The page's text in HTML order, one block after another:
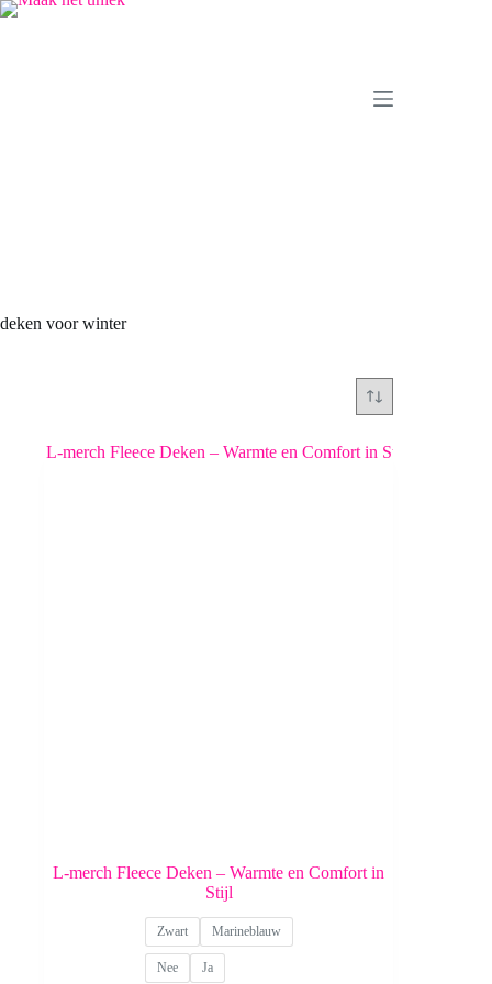
Ga
deken voor winter
L-merch Fleece Deken – Warmte en Comfort in
Stijl
Zwart Marineblauw
Nee Ja